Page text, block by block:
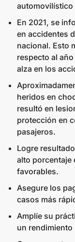
automovilístico
En 2021, se
en accidentes
nacional. Esto
respecto al
alza en los
heridos en
resultó en
protección en
pasajeros.
Logre
alto porcentaje
favorables.
Asegure los
casos más
Amplíe su
un